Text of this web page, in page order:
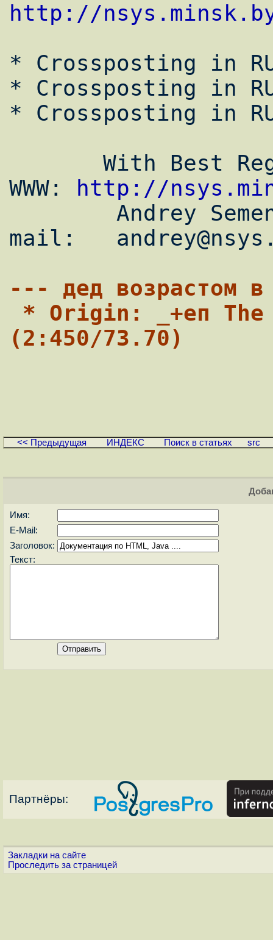
http://
* Crossposting in
* Crossposting in
* Crossposting in
WWW:
http://
mail:
--- дед возpастом в
(2:450/73.70)
<< Предыдущая ИНДЕКС Поиск в статьях src
Имя:
E-Mail:
Заголовок:
Текст:
Партнёры:
Закладки на сайте
Проследить за страницей